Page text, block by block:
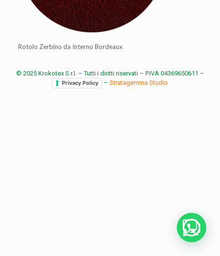
Rotolo Zerbino da Interno Bordeaux
© 2025 Krokotex S.r.l. – Tutti i diritti riservati – P.IVA 04369650611 –
Privacy Policy – Stratagemma Studio